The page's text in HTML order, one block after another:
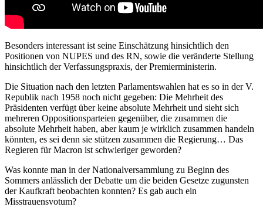
Besonders interessant ist seine Einschätzung hinsichtlich den
Positionen von NUPES und des RN, sowie die veränderte Stellung
hinsichtlich der Verfassungspraxis, der Premierministerin.
Die Situation nach den letzten Parlamentswahlen hat es so in der V.
Republik nach 1958 noch nicht gegeben: Die Mehrheit des
Präsidenten verfügt über keine absolute Mehrheit und sieht sich
mehreren Oppositionsparteien gegenüber, die zusammen die
absolute Mehrheit haben, aber kaum je wirklich zusammen handeln
könnten, es sei denn sie stützen zusammen die Regierung… Das
Regieren für Macron ist schwieriger geworden?
Was konnte man in der Nationalversammlung zu Beginn des
Sommers anlässlich der Debatte um die beiden Gesetze zugunsten
der Kaufkraft beobachten konnten? Es gab auch ein
Misstrauensvotum?